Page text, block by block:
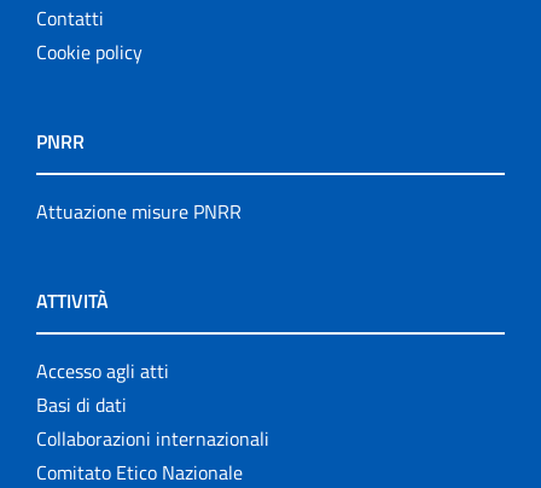
Contatti
Cookie policy
PNRR
Attuazione misure PNRR
ATTIVITÀ
Accesso agli atti
Basi di dati
Collaborazioni internazionali
Comitato Etico Nazionale